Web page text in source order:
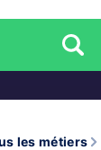
les métiers